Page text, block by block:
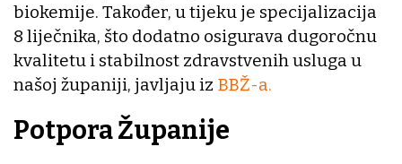
biokemije. Također, u tijeku je specijalizacija
8 liječnika, što dodatno osigurava dugoročnu
kvalitetu i stabilnost zdravstvenih usluga u
našoj županiji, javljaju iz BBŽ-a.
Potpora Županije